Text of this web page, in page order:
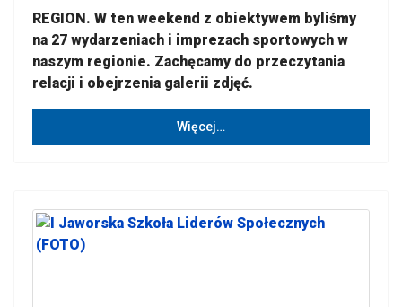
REGION. W ten weekend z obiektywem byliśmy
na 27 wydarzeniach i imprezach sportowych w
naszym regionie. Zachęcamy do przeczytania
relacji i obejrzenia galerii zdjęć.
Więcej…